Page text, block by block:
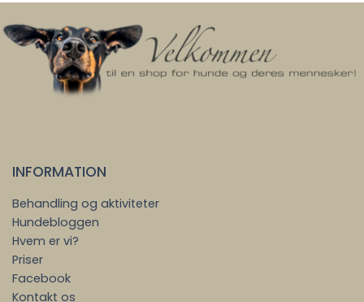
varianter.
Mulighederne
kan
vælges
INFORMATION
Behandling og aktiviteter
Hundebloggen
Hvem er vi?
Priser
Facebook
Kontakt os